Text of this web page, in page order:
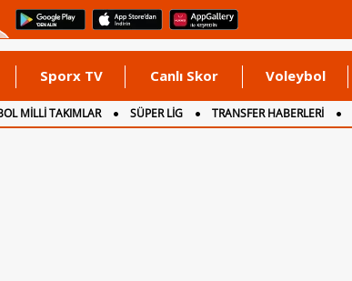
Sporx TV Canlı Skor Voleybol
MİLLİ TAKIMLAR SÜPER LİG TRANSFER HABERLERİ